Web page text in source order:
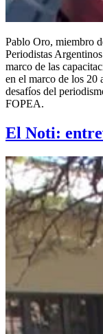
Pablo Oro, miembro
Periodistas
marco de las
en el marco de los 20
desafíos del
FOPEA.
El Noti: